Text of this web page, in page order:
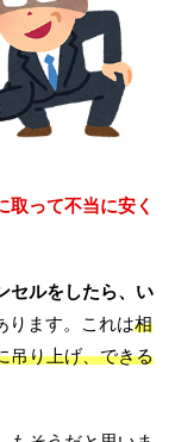
取って不当に安く
セルをしたら、い
ります。これは相
吊り上げ、できる